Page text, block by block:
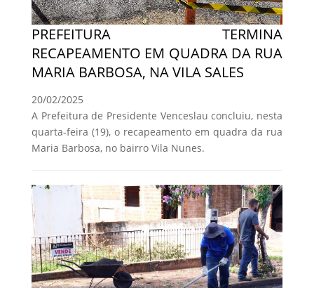
PREFEITURA TERMINA
RECAPEAMENTO EM QUADRA DA RUA
MARIA BARBOSA, NA VILA SALES
20/02/2025
A Prefeitura de Presidente Venceslau concluiu, nesta
quarta-feira (19), o recapeamento em quadra da rua
Maria Barbosa, no bairro Vila Nunes.